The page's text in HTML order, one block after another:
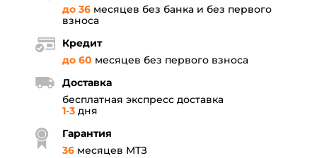
до 36 месяцев без банка и без первого
взноса
Кредит
до 60 месяцев без первого взноса
Доставка
бесплатная экспресс доставка
1-3 дня
Гарантия
36 месяцев МТЗ